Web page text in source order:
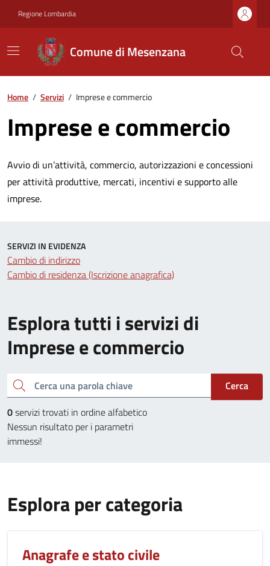
Regione Lombardia
Comune di Mesenzana
Home / Servizi / Imprese e commercio
Imprese e commercio
Avvio di un’attività, commercio, autorizzazioni e concessioni
per attività produttive, mercati, incentivi e supporto alle
imprese.
Esplora tutti i servizi di
Imprese e commercio
Cerca una parola chiave
Cerca
0servizi trovati in ordine alfabetico
Nessun risultato per i parametri
immessi!
SERVIZI IN EVIDENZA
Cambio di indirizzo
Cambio di residenza (Iscrizione anagrafica)
Esplora per categoria
Anagrafe e stato civile